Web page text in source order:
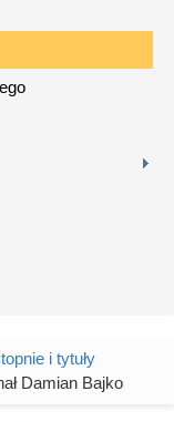
i tytuły
Damian Bajko